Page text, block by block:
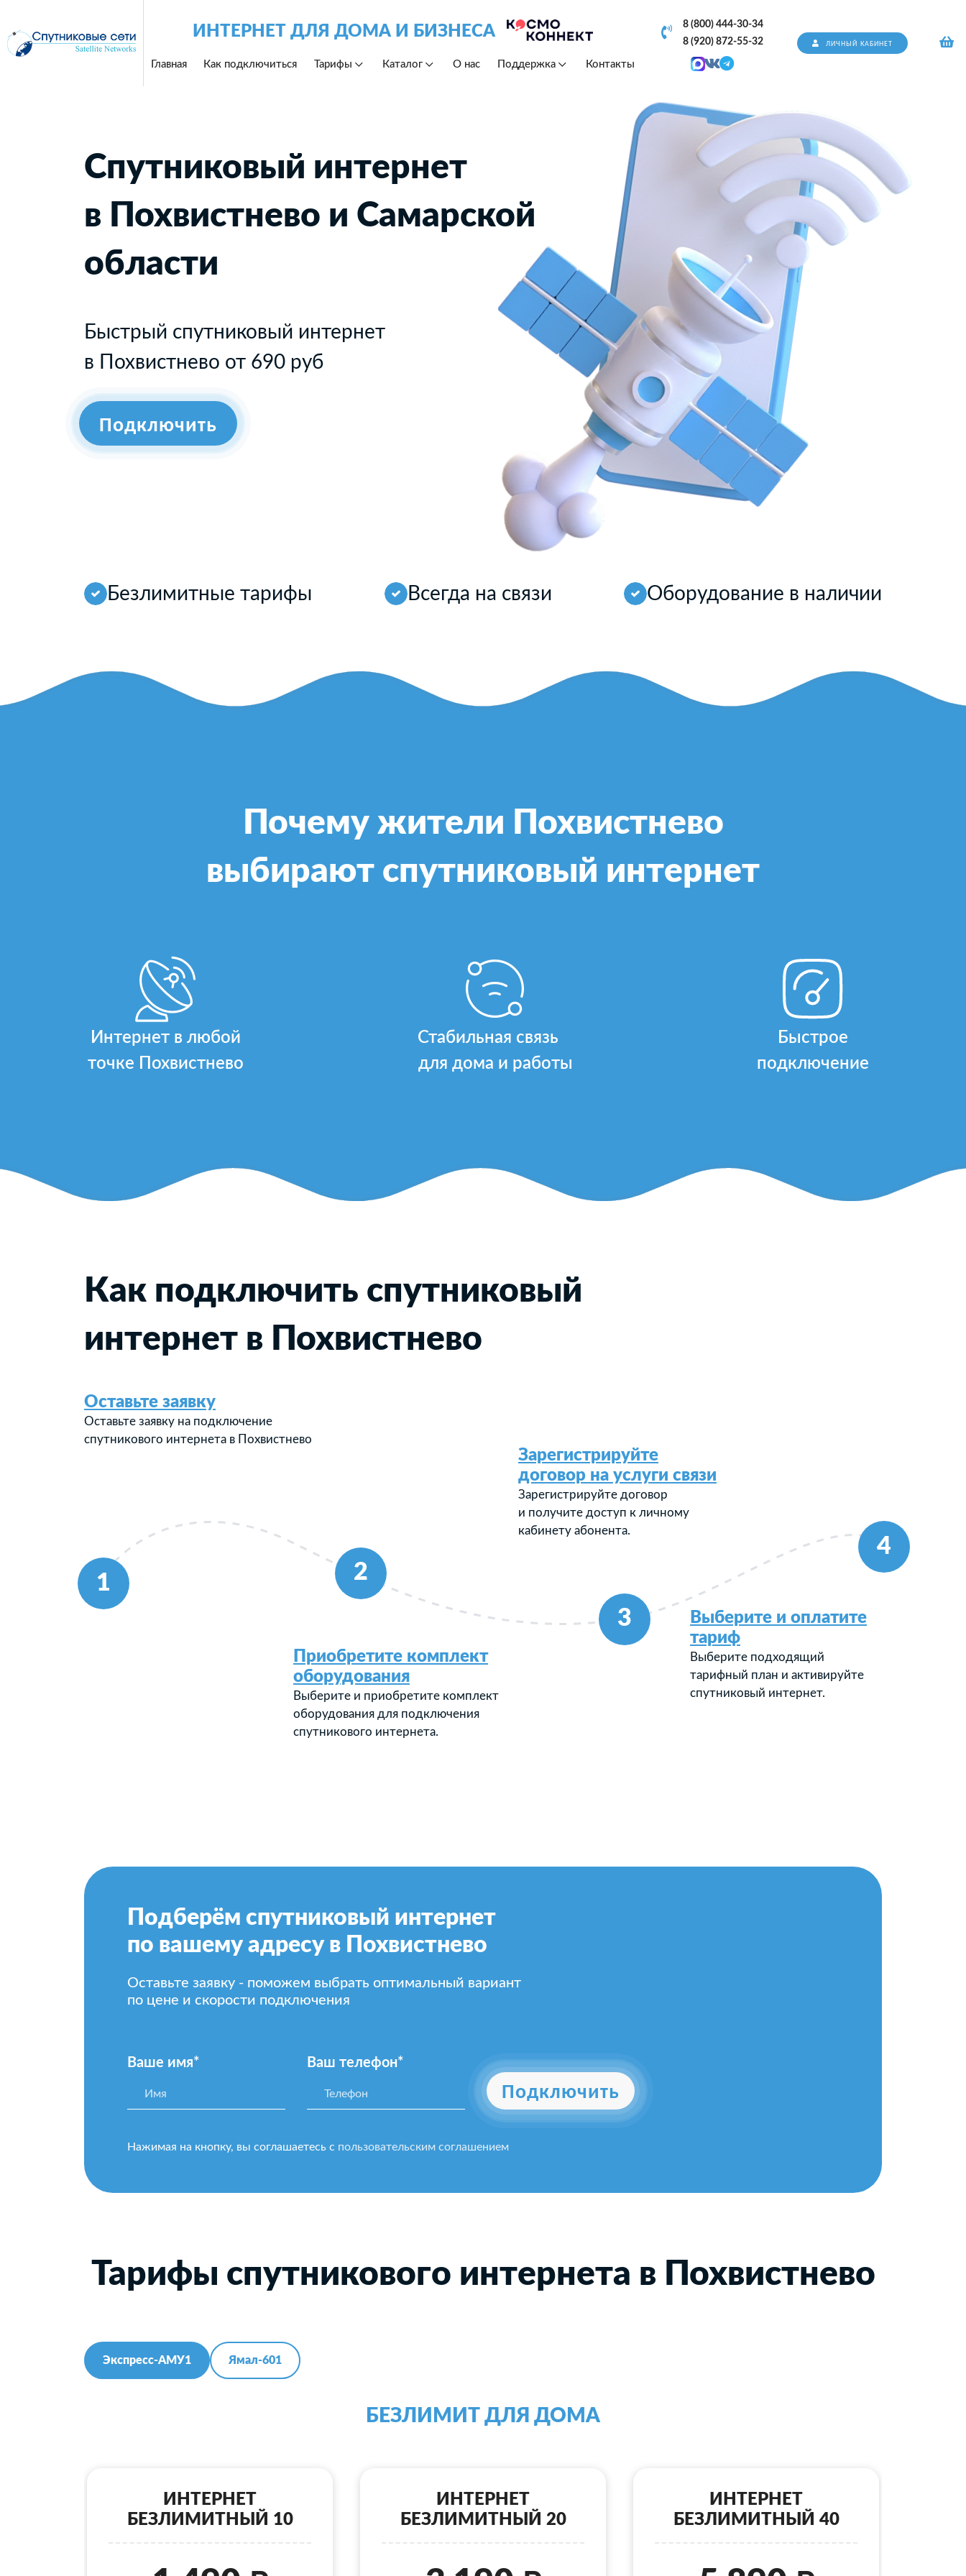
ИНТЕРНЕТ ДЛЯ ДОМА И БИЗНЕСА
Главная Как подключиться Тарифы Каталог О нас Поддержка Контакты
8 (800) 444-30-34
8 (920) 872-55-32
ЛИЧНЫЙ КАБИНЕТ
Спутниковый интернет
в Похвистнево и Самарской
области
Быстрый спутниковый интернет
в Похвистнево от 690 руб
Подключить
Безлимитные тарифы Всегда на связи Оборудование в наличии
Почему жители Похвистнево
выбирают спутниковый интернет
Интернет в любой
точке Похвистнево
Стабильная связь
для дома и работы
Быстрое
подключение
Как подключить спутниковый
интернет в Похвистнево
1
2
3
4
Оставьте заявку
Оставьте заявку на подключение
спутникового интернета в Похвистнево
Приобретите комплект
оборудования
Выберите и приобретите комплект
оборудования для подключения
спутникового интернета.
Зарегистрируйте
договор на услуги связи
Зарегистрируйте договор
и получите доступ к личному
кабинету абонента.
Выберите и оплатите
тариф
Выберите подходящий
тарифный план и активируйте
спутниковый интернет.
Подберём спутниковый интернет
по вашему адресу в Похвистнево
Оставьте заявку - поможем выбрать оптимальный вариант
по цене и скорости подключения
Ваше имя* Ваш телефон*
Подключить
Нажимая на кнопку, вы соглашаетесь с пользовательским соглашением
Тарифы спутникового интернета в Похвистнево
Экспресс-АМУ1 Ямал-601
БЕЗЛИМИТ ДЛЯ ДОМА
ИНТЕРНЕТ
БЕЗЛИМИТНЫЙ 10
ИНТЕРНЕТ
БЕЗЛИМИТНЫЙ 20
ИНТЕРНЕТ
БЕЗЛИМИТНЫЙ 40